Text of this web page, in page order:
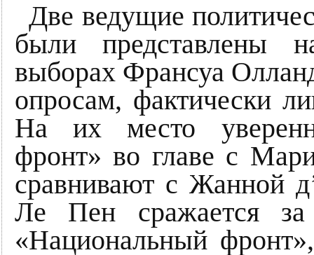
Две ведущие
были представлены
выборах Франсуа
опросам, фактически
На их место
фронт» во главе с
сравнивают с Жанной
Ле Пен сражается
«Национальный